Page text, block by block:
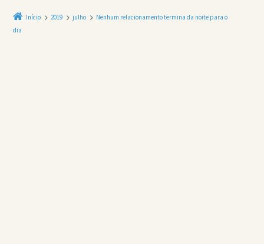
Início 2019 julho
Nenhum relacionamento termina da noite para o
dia